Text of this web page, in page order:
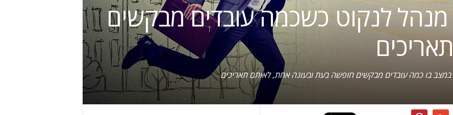
מנהל לנקוט כשכמה עובדים מבקשים
במצב בו כמה עובדים מבקשים חופשה בעת ובעונה אחת, לאותם תאריכים